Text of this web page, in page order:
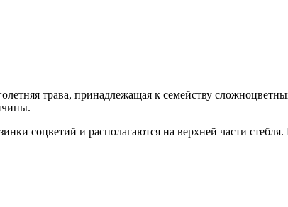
трава, принадлежащая к семейству
соцветий и располагаются на верхней части